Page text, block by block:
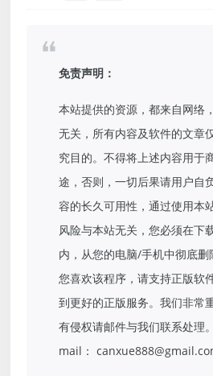
免责声明：
本站提供的资源，都来自网络
无关，所有内容及软件的文章
究目的。不得将上述内容用于
途，否则，一切后果请用户自
容的长久可用性，通过使用本
风险与本站无关，您必须在下
内，从您的电脑/手机中彻底删
您喜欢该程序，请支持正版软
到更好的正版服务。我们非常
有侵权请邮件与我们联系处理
mail：